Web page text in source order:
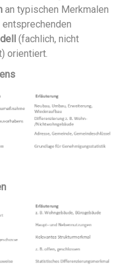
an typischen Merkmalen
(fachlich, nicht
orientiert.